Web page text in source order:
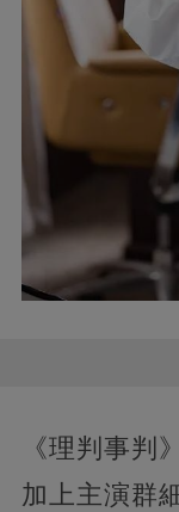
《理判事判
加上主演群